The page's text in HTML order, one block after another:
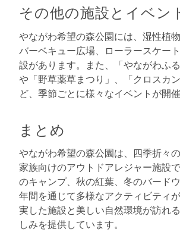
その他の施設とイベン
やながわ希望の森公園には、湿性植物
バーベキュー広場、ローラースケー
設があります。また、「やながわふ
や「野草薬草まつり」、「クロスカ
ど、季節ごとに様々なイベントが開
まとめ
やながわ希望の森公園は、四季折々
家族向けのアウトドアレジャー施設
のキャンプ、秋の紅葉、冬のバードウ
年間を通じて多様なアクティビティ
実した施設と美しい自然環境が訪れ
しみを提供しています。